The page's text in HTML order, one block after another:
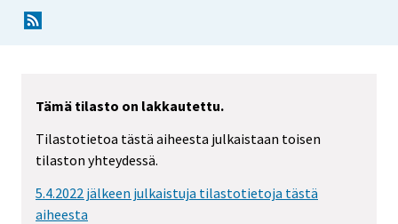
Tämä tilasto on lakkautettu.
Tilastotietoa tästä aiheesta julkaistaan toisen
tilaston yhteydessä.
5.4.2022 jälkeen julkaistuja tilastotietoja tästä
aiheesta